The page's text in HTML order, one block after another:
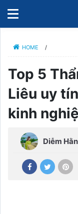
HOME /
Top 5
Liêu uy
kinh
Diễm